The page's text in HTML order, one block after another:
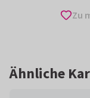
Zu
Ähnliche